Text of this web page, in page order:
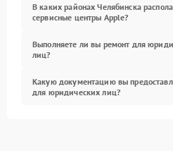
В каких районах Челябинска
сервисные центры Apple?
Выполняете ли вы ремонт для
лиц?
Какую документацию вы
для юридических лиц?